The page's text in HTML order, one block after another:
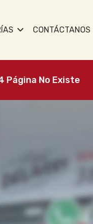
CONTÁCTANOS
No Existe